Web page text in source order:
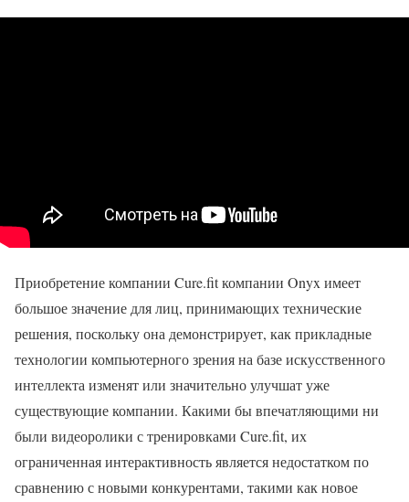
Приобретение компании Cure.fit компании Onyx имеет
большое значение для лиц, принимающих технические
решения, поскольку она демонстрирует, как прикладные
технологии компьютерного зрения на базе искусственного
интеллекта изменят или значительно улучшат уже
существующие компании. Какими бы впечатляющими ни
были видеоролики с тренировками Cure.fit, их
ограниченная интерактивность является недостатком по
сравнению с новыми конкурентами, такими как новое